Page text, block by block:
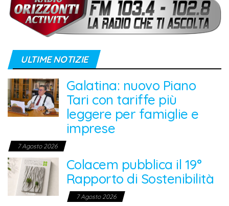
ULTIME NOTIZIE
Galatina: nuovo Piano
Tari con tariffe più
leggere per famiglie e
imprese
7 Agosto 2026
Colacem pubblica il 19°
Rapporto di Sostenibilità
7 Agosto 2026